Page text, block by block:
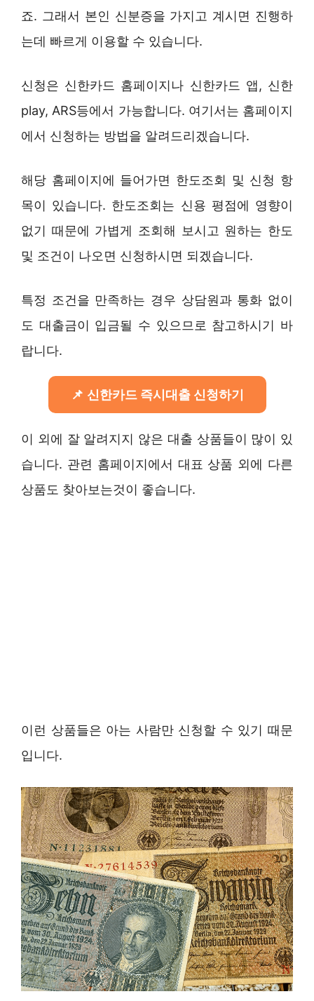
죠. 그래서 본인 신분증을 가지고 계시면 진행하
는데 빠르게 이용할 수 있습니다.
신청은 신한카드 홈페이지나 신한카드 앱, 신한
play, ARS등에서 가능합니다. 여기서는 홈페이지
에서 신청하는 방법을 알려드리겠습니다.
해당 홈페이지에 들어가면 한도조회 및 신청 항
목이 있습니다. 한도조회는 신용 평점에 영향이
없기 때문에 가볍게 조회해 보시고 원하는 한도
및 조건이 나오면 신청하시면 되겠습니다.
특정 조건을 만족하는 경우 상담원과 통화 없이
도 대출금이 입금될 수 있으므로 참고하시기 바
랍니다.
신한카드 즉시대출 신청하기
이 외에 잘 알려지지 않은 대출 상품들이 많이 있
습니다. 관련 홈페이지에서 대표 상품 외에 다른
상품도 찾아보는것이 좋습니다.
이런 상품들은 아는 사람만 신청할 수 있기 때문
입니다.